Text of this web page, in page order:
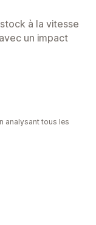
à la vitesse
un impact
analysant tous les